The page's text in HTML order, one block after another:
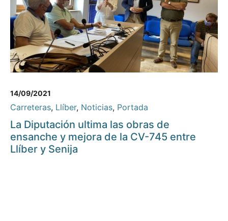
14/09/2021
Carreteras, Llíber, Noticias, Portada
La Diputación ultima las obras de
ensanche y mejora de la CV-745 entre
Llíber y Senija